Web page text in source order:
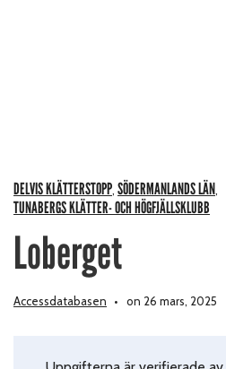
DELVIS KLÄTTERSTOPP SÖDERMANLANDS LÄN
TUNABERGS KLÄTTER- OCH HÖGFJÄLLSKLUBB
Loberget
Accessdatabasen on 26 mars, 2025